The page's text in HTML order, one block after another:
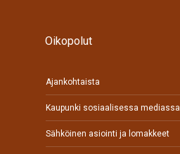
Oikopolut
Ajankohtaista
Kaupunki sosiaalisessa mediassa
Sähköinen asiointi ja lomakkeet